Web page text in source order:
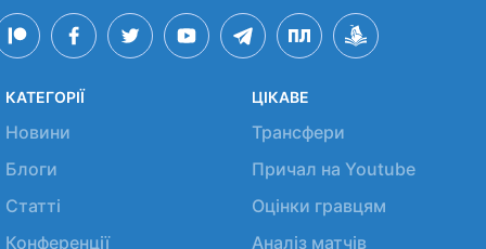
КАТЕГОРІЇ
Новини
Блоги
Статті
Конференції
ЦІКАВЕ
Трансфери
Причал на Youtube
Оцінки гравцям
Аналіз матчів